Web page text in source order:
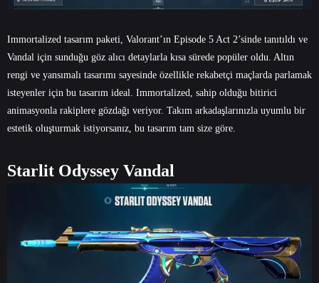
Immortalized tasarım paketi, Valorant’ın Episode 5 Act 2’sinde tanıtıldı ve
Vandal için sunduğu göz alıcı detaylarla kısa sürede popüler oldu. Altın
rengi ve yansımalı tasarımı sayesinde özellikle rekabetçi maçlarda parlamak
isteyenler için bu tasarım ideal. Immortalized, sahip olduğu bitirici
animasyonla rakiplere gözdağı veriyor. Takım arkadaşlarınızla uyumlu bir
estetik oluşturmak istiyorsanız, bu tasarım tam size göre.
Starlit Odyssey Vandal